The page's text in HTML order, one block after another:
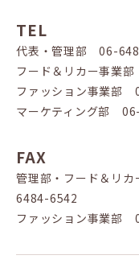
TEL
代表・管理部 06-
フード＆リカー事業
ファッション事業部
マーケティング部
FAX
管理部・フード＆リ
6484-6542
ファッション事業部